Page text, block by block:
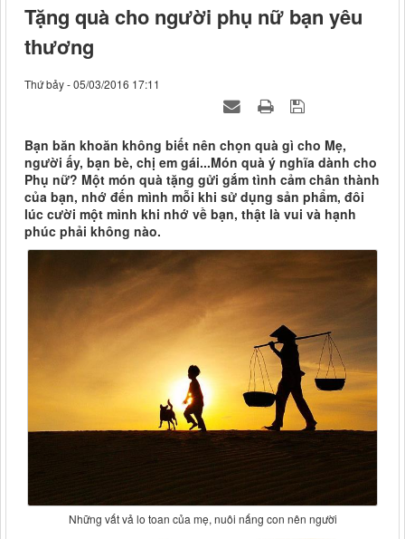
Tặng quà cho người phụ nữ bạn yêu
thương
Thứ bảy - 05/03/2016 17:11
Bạn băn khoăn không biết nên chọn quà gì cho Mẹ,
người ấy, bạn bè, chị em gái...Món quà ý nghĩa dành cho
Phụ nữ? Một món quà tặng gửi gắm tình cảm chân thành
của bạn, nhớ đến mình mỗi khi sử dụng sản phẩm, đôi
lúc cười một mình khi nhớ về bạn, thật là vui và hạnh
phúc phải không nào.
Những vất vả lo toan của mẹ, nuôi nấng con nên người